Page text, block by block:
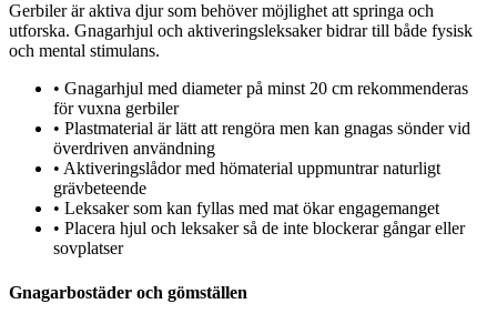
Gerbiler är aktiva djur som behöver möjlighet att springa och
utforska. Gnagarhjul och aktiveringsleksaker bidrar till både fysisk
och mental stimulans.
• Gnagarhjul med diameter på minst 20 cm rekommenderas
för vuxna gerbiler
• Plastmaterial är lätt att rengöra men kan gnagas sönder vid
överdriven användning
• Aktiveringslådor med hömaterial uppmuntrar naturligt
grävbeteende
• Leksaker som kan fyllas med mat ökar engagemanget
• Placera hjul och leksaker så de inte blockerar gångar eller
sovplatser
Gnagarbostäder och gömställen